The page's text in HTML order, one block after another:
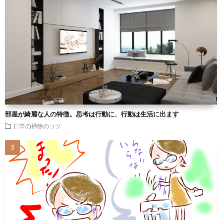
部屋が綺麗な人の特徴。思考は行動に、行動は生活に出ます
日常の掃除のコツ